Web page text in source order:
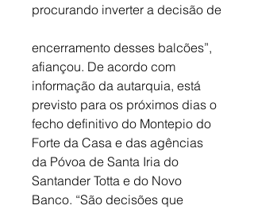
procurando inverter a decisão de
encerramento desses balcões”,
afiançou. De acordo com
informação da autarquia, está
previsto para os próximos dias o
fecho definitivo do Montepio do
Forte da Casa e das agências
da Póvoa de Santa Iria do
Santander Totta e do Novo
Banco. “São decisões que